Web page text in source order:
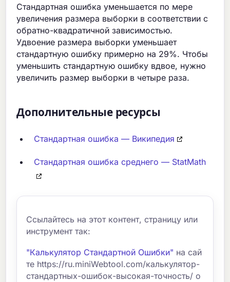
Стандартная ошибка уменьшается по мере
увеличения размера выборки в соответствии с
обратно-квадратичной зависимостью.
Удвоение размера выборки уменьшает
стандартную ошибку примерно на 29%. Чтобы
уменьшить стандартную ошибку вдвое, нужно
увеличить размер выборки в четыре раза.
Дополнительные ресурсы
Стандартная ошибка — Википедия
Стандартная ошибка среднего — StatMath
Ссылайтесь на этот контент, страницу или
инструмент так:
"Калькулятор Стандартной Ошибки" на сай
те https://ru.miniWebtool.com/калькулятор-
стандартных-ошибок-высокая-точность/ о